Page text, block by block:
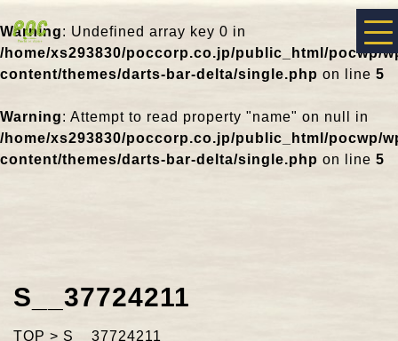
Warning: Undefined array key 0 in
/home/xs293830/poccorp.co.jp/public_html/pocwp/
content/themes/darts-bar-delta/single.php on line 5
Warning: Attempt to read property "name" on null in
/home/xs293830/poccorp.co.jp/public_html/pocwp/
content/themes/darts-bar-delta/single.php on line 5
S__37724211
TOP > S__37724211